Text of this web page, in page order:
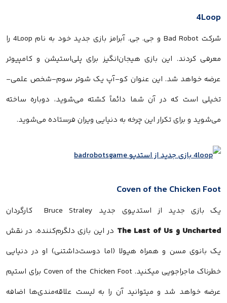
4Loop
شرکت Bad Robot و جی. جی. آبرامز بازی جدید خود به نام 4Loop را
معرفی کردند. این بازی هیجان‌انگیز برای پلی‌استیشن و کامپیوتر
عرضه خواهد شد. این عنوان کو-آپ یک شوتر سوم-شخص علمی-
تخیلی است که در آن شما دائماً کشته می‌شوید، دوباره ساخته
می‌شوید و برای تکرار این چرخه به دنیایی ویران فرستاده می‌شوید.
Coven of the Chicken Foot
یک بازی جدید از استدیوی جدید Bruce Straley کارگردان
Uncharted و The Last of Us
در این بازی دلگرم‌کننده، در نقش
یک بانوی مسن و همراه هیولا (اما دوست‌داشتنی) او در دنیایی
خطرناک ماجراجویی میکنید. Coven of the Chicken Foot برای استیم
عرضه خواهد شد و میتوانید آن را به لیست علاقه‌مندی‌ها اضافه